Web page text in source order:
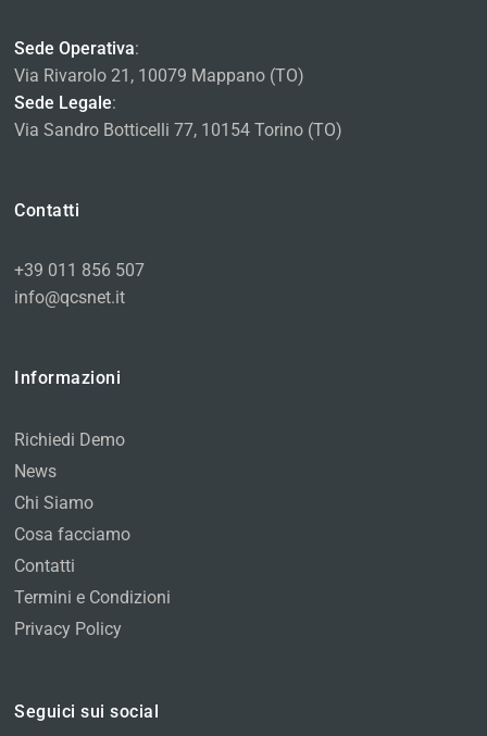
Sede Operativa:
Via Rivarolo 21, 10079 Mappano (TO)
Sede Legale:
Via Sandro Botticelli 77, 10154 Torino (TO)
Contatti
+39 011 856 507
info@qcsnet.it
Informazioni
Richiedi Demo
News
Chi Siamo
Cosa facciamo
Contatti
Termini e Condizioni
Privacy Policy
Seguici sui social